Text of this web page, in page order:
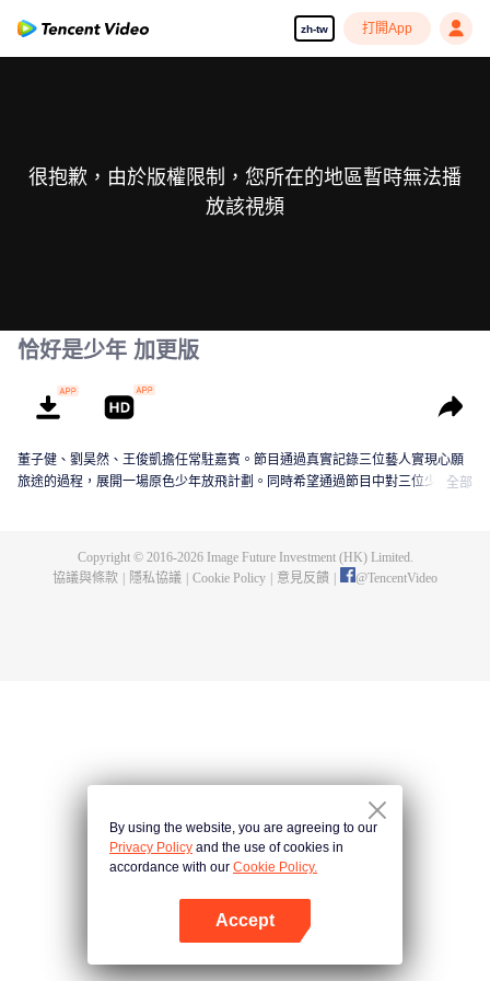
zh-tw 打開App
很抱歉，由於版權限制，您所在的地區暫時無法播
放該視頻
恰好是少年 加更版
董子健、劉昊然、王俊凱擔任常駐嘉賓。節目通過真實記錄三位藝人實現心願
旅途的過程，展開一場原色少年放飛計劃。同時希望通過節目中對三位少年旅
全部
Copyright © 2016-2026Image Future Investment (HK) Limited.
協議與條款
隱私協議 Cookie Policy 意見反饋 @TencentVideo
By using the website, you are agreeing to our
Privacy Policy and the use of cookies in
accordance with our Cookie Policy.
Accept